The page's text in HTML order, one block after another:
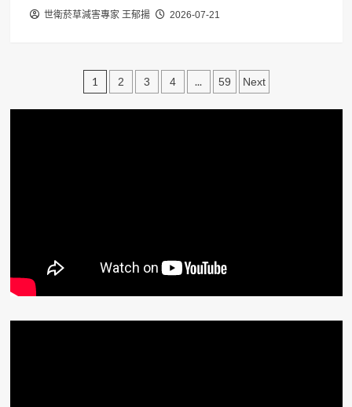
世衛菸草減害專家 王郁揚 2026-07-21
文
章
1 2 3 4 ... 59 Next